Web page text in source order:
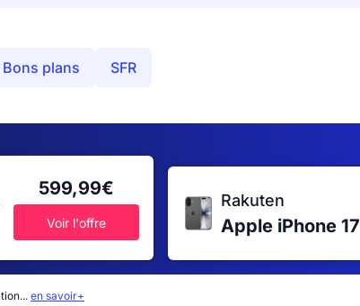
Bons plans SFR
599,99€
Voir l'offre
Rakuten
Apple iPhone 17
en savoir+